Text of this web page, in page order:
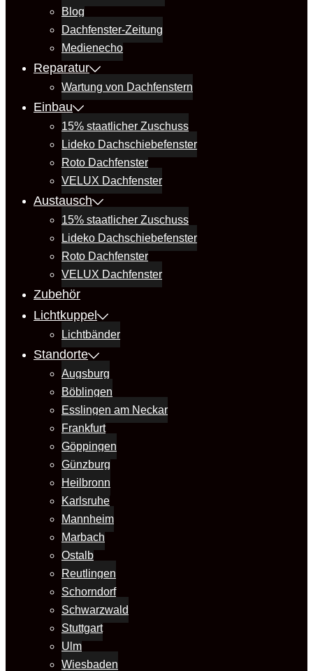
Blog
Dachfenster-Zeitung
Medienecho
Reparatur
Wartung von Dachfenstern
Einbau
15% staatlicher Zuschuss
Lideko Dachschiebefenster
Roto Dachfenster
VELUX Dachfenster
Austausch
15% staatlicher Zuschuss
Lideko Dachschiebefenster
Roto Dachfenster
VELUX Dachfenster
Zubehör
Lichtkuppel
Lichtbänder
Standorte
Augsburg
Böblingen
Esslingen am Neckar
Frankfurt
Göppingen
Günzburg
Heilbronn
Karlsruhe
Mannheim
Marbach
Ostalb
Reutlingen
Schorndorf
Schwarzwald
Stuttgart
Ulm
Wiesbaden